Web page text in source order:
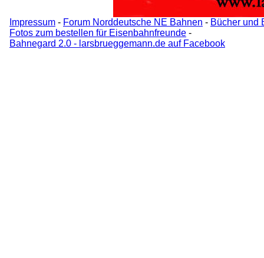
Impressum - Forum Norddeutsche NE Bahnen - Bücher und
Fotos zum bestellen für Eisenbahnfreunde -
Bahnegard 2.0 - larsbrueggemann.de auf Facebook